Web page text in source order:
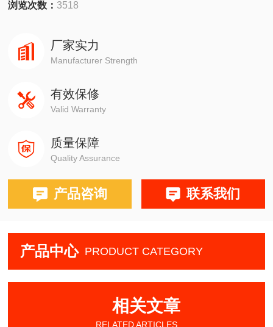
浏览次数：3518
厂家实力
Manufacturer Strength
有效保修
Valid Warranty
质量保障
Quality Assurance
产品咨询 联系我们
产品中心 PRODUCT CATEGORY
相关文章
RELATED ARTICLES